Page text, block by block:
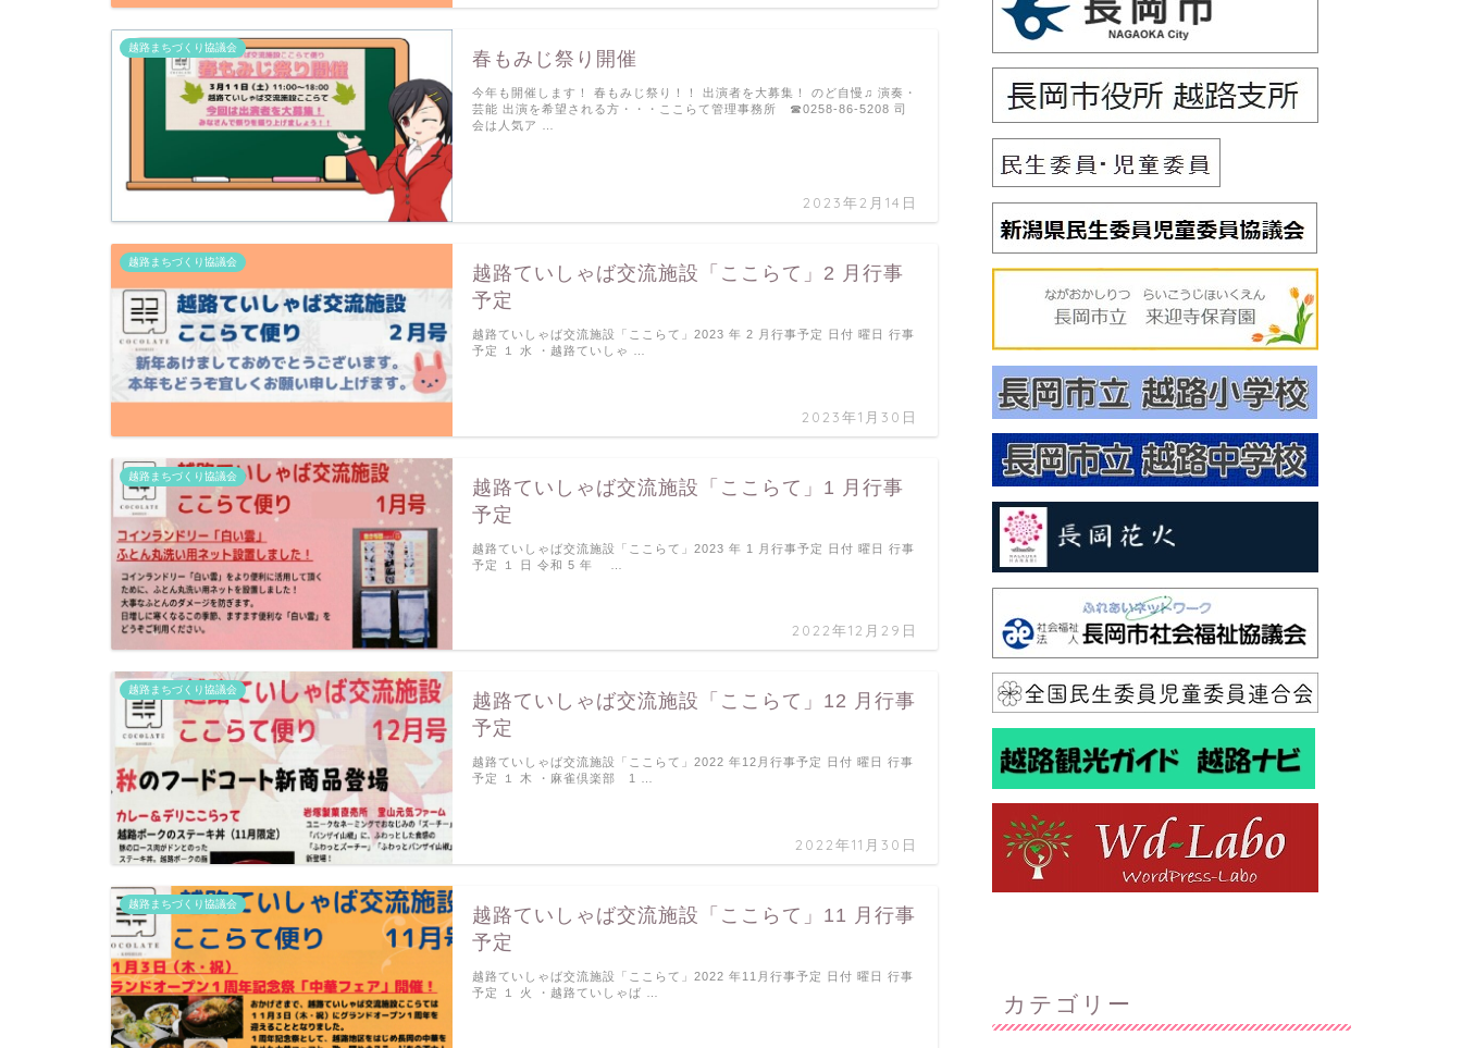
越路まちづくり協議会
春もみじ祭り開催
2023年2月14日
今年も開催します！ 春もみじ祭り！！ 出演者を大募集！ のど自慢♫ 演奏・
芸能 出演を希望される方・・・ここらて管理事務所 ☎0258-86-5208 司
会は人気ア …
越路まちづくり協議会
越路ていしゃば交流施設「ここらて」2 月行事
予定
2023年1月30日
越路ていしゃば交流施設「ここらて」2023 年 2 月行事予定 日付 曜日 行事
予定 １ 水 ・越路ていしゃ …
越路まちづくり協議会
越路ていしゃば交流施設「ここらて」1 月行事
予定
2022年12月29日
越路ていしゃば交流施設「ここらて」2023 年 1 月行事予定 日付 曜日 行事
予定 １ 日 令和 5 年 …
越路まちづくり協議会
越路ていしゃば交流施設「ここらて」12 月行事
予定
2022年11月30日
越路ていしゃば交流施設「ここらて」2022 年12月行事予定 日付 曜日 行事
予定 １ 木 ・麻雀倶楽部 1 …
越路まちづくり協議会
越路ていしゃば交流施設「ここらて」11 月行事
予定
越路ていしゃば交流施設「ここらて」2022 年11月行事予定 日付 曜日 行事
予定 １ 火 ・越路ていしゃば …
カテゴリー